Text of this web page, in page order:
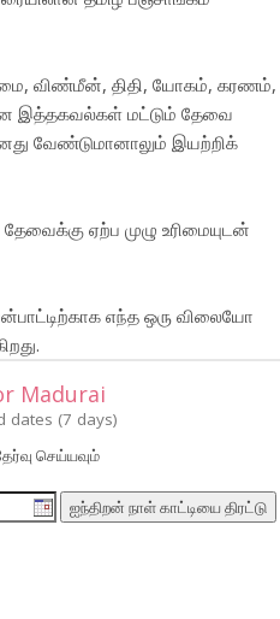
விண்மீன், திதி, யோகம், கரணம்,
இத்தகவல்கள் மட்டும் தேவை
வேண்டுமானாலும் இயற்றிக்
ஏற்ப முழு உரிமையுடன்
எந்த ஒரு விலையோ
Madurai
dates (7 days)
செய்யவும்